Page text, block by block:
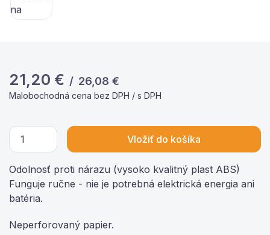
21,20 € / 26,08 €
Malobochodná cena bez DPH / s DPH
Vložiť do košíka
Odolnosť proti nárazu (vysoko kvalitný plast ABS)
Funguje ručne - nie je potrebná elektrická energia ani
batéria.
Neperforovaný papier.